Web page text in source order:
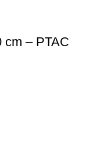
cm – PTAC